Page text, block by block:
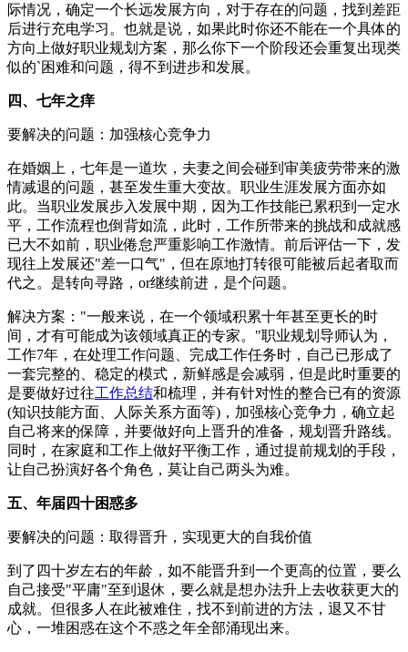
际情况，确定一个长远发展方向，对于存在的问题，找到差距
后进行充电学习。也就是说，如果此时你还不能在一个具体的
方向上做好职业规划方案，那么你下一个阶段还会重复出现类
似的`困难和问题，得不到进步和发展。
四、七年之痒
要解决的问题：加强核心竞争力
在婚姻上，七年是一道坎，夫妻之间会碰到审美疲劳带来的激
情减退的问题，甚至发生重大变故。职业生涯发展方面亦如
此。当职业发展步入发展中期，因为工作技能已累积到一定水
平，工作流程也倒背如流，此时，工作所带来的挑战和成就感
已大不如前，职业倦怠严重影响工作激情。前后评估一下，发
现往上发展还"差一口气"，但在原地打转很可能被后起者取而
代之。是转向寻路，or继续前进，是个问题。
解决方案："一般来说，在一个领域积累十年甚至更长的时
间，才有可能成为该领域真正的专家。"职业规划导师认为，
工作7年，在处理工作问题、完成工作任务时，自己已形成了
一套完整的、稳定的模式，新鲜感是会减弱，但是此时重要的
是要做好过往工作总结和梳理，并有针对性的整合已有的资源
(知识技能方面、人际关系方面等)，加强核心竞争力，确立起
自己将来的保障，并要做好向上晋升的准备，规划晋升路线。
同时，在家庭和工作上做好平衡工作，通过提前规划的手段，
让自己扮演好各个角色，莫让自己两头为难。
五、年届四十困惑多
要解决的问题：取得晋升，实现更大的自我价值
到了四十岁左右的年龄，如不能晋升到一个更高的位置，要么
自己接受"平庸"至到退休，要么就是想办法升上去收获更大的
成就。但很多人在此被难住，找不到前进的方法，退又不甘
心，一堆困惑在这个不惑之年全部涌现出来。